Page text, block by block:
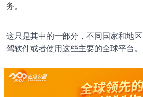
务。
这只是其中的一部分，不同国家和地
驾软件或者使用这些主要的全球平台。